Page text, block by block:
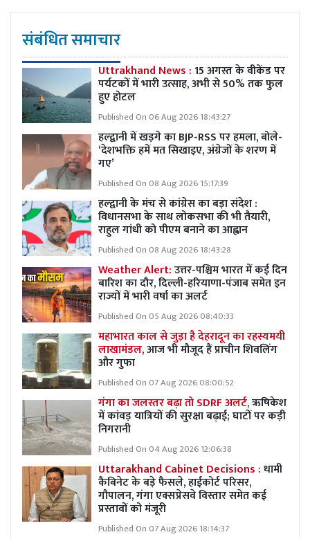
संबंधित समाचार
Uttrakhand News :15 अगस्त के वीकेंड पर
पर्यटकों में भारी उत्साह, अभी से 50% तक फुल
हुए होटल
Published On 06 Aug 2026 18:43:27
हल्द्वानी में खड़गे का BJP-RSS पर हमला, बोले-
‘देशभक्ति हमें मत सिखाइए, अंग्रेजों के शरण में
गए’
Published On 08 Aug 2026 15:17:39
हल्द्वानी के मंच से कांग्रेस का बड़ा संदेश :
विधानसभा के साथ लोकसभा की भी तैयारी,
राहुल गांधी को पीएम बनाने का आह्वान
Published On 08 Aug 2026 18:43:28
Weather Alert:उत्तर-पश्चिम भारत में कई दिन
बारिश का दौर, दिल्ली-हरियाणा-पंजाब समेत इन
राज्यों में भारी वर्षा का अलर्ट
Published On 05 Aug 2026 08:40:33
महाभारत काल से जुड़ा है देहरादून का रहस्यमयी
लाखामंडल,आज भी मौजूद हैं प्राचीन शिवलिंग
और गुफा
Published On 07 Aug 2026 08:00:52
गंगा का जलस्तर बढ़ा तो SDRF अलर्ट,ऋषिकेश
में कांवड़ यात्रियों की सुरक्षा बढ़ाई; घाटों पर कड़ी
निगरानी
Published On 04 Aug 2026 12:06:38
Uttarakhand Cabinet Decisions :धामी
कैबिनेट के बड़े फैसले, हाईकोर्ट परिसर,
गौपालन, गंगा एक्सप्रेसवे विस्तार समेत कई
प्रस्तावों को मंजूरी
Published On 07 Aug 2026 18:14:37